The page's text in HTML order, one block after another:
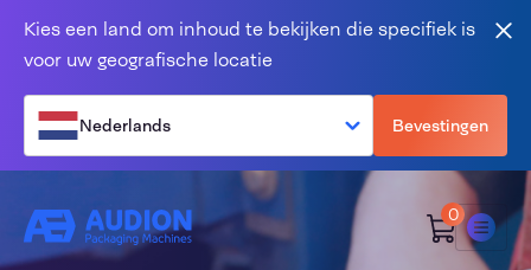
Kies een land om inhoud te bekijken die specifiek is
voor uw geografische locatie
Nederlands Bevestingen
0
Menu